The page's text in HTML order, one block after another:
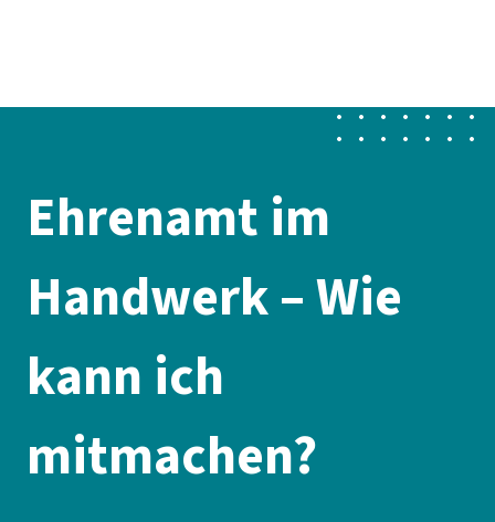
Mitmachen Politik
Ehrenamt im
Handwerk – Wie
kann ich
mitmachen?